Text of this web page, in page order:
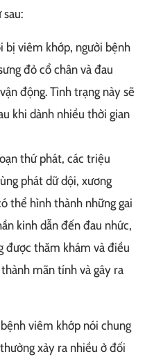
bị viêm khớp, người bệnh
đỏ cổ chân và đau
động. Tình trạng này sẽ
khi dành nhiều thời gian
thứ phát, các triệu
phát dữ dội, xương
thể hình thành những gai
kinh dẫn đến đau nhức,
được thăm khám và điều
mãn tính và gây ra
viêm khớp nói chung
xảy ra nhiều ở đối